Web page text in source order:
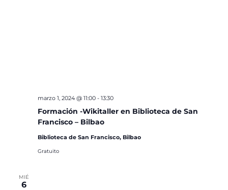
Formación -Wikitaller en Biblioteca de San
Francisco – Bilbao
marzo 1, 2024 @ 11:00- 13:30
Biblioteca de San Francisco, Bilbao
Gratuito
MIÉ
6